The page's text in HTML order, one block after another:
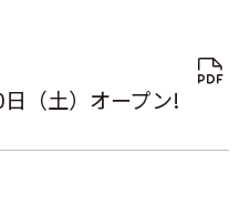
（土）オープン!